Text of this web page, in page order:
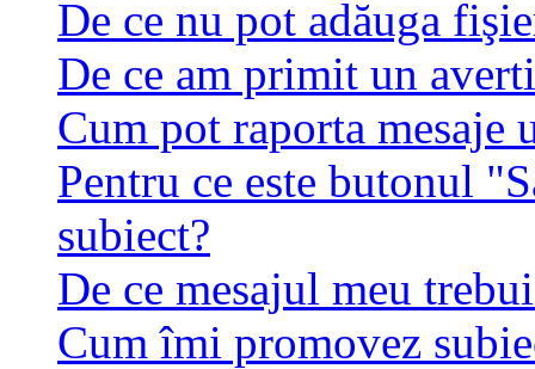
De ce nu pot adăuga
De ce am primit un
Cum pot raporta mesaje
Pentru ce este butonul
subiect?
De ce mesajul meu
Cum îmi promovez